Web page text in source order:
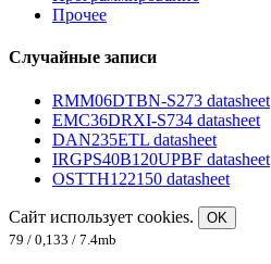
Прочее
Случайные записи
RMM06DTBN-S273 datasheet
EMC36DRXI-S734 datasheet
DAN235ETL datasheet
IRGPS40B120UPBF datasheet
OSTTH122150 datasheet
Сайт использует cookies.
OK
79 / 0,133 / 7.4mb